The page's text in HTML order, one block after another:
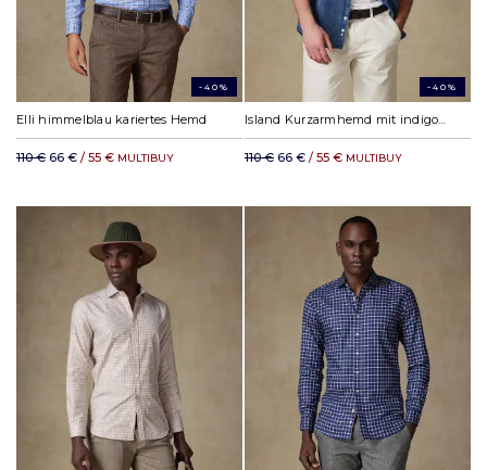
-40%
Elli himmelblau kariertes Hemd
110 € 66 € / 55 € MULTIBUY
-40%
110 € 66 € / 55 € MULTIBUY